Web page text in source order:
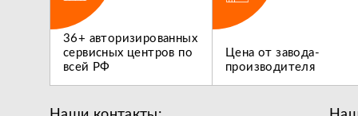
36+ авторизированных
сервисных центров по
всей РФ
Цена от завода-
производителя